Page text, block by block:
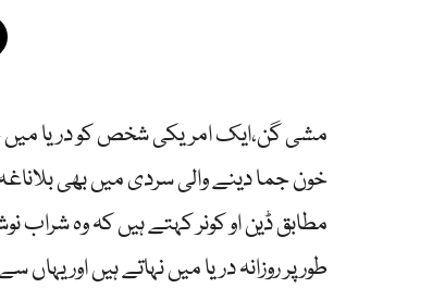
مشی گن،ایک امریکی شخص کو دریا میں
خون جما دینے والی سردی میں بھی
مطابق ڈین او کونر کہتے ہیں کہ وہ شراب
طور پر روزانہ دریا میں نہاتے ہیں اور